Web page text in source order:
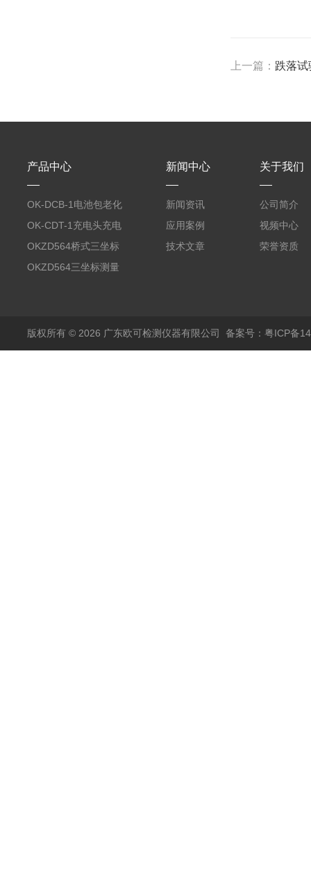
上一篇： 跌落试
产品中心
OK-DCB-1电池包老化
测试系统
OK-CDT-1充电头充电
宝测试系统
OKZD564桥式三坐标
测量仪
OKZD564三坐标测量
新闻中心
新闻资讯
应用案例
技术文章
关于我们
公司简介
视频中心
荣誉资质
版权所有 © 2026 广东欧可检测仪器有限公司 备案号：粤ICP备